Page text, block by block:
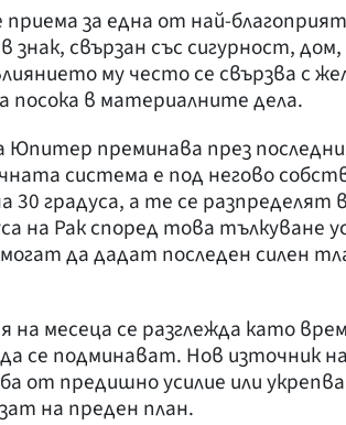
за една от най-
свързан със сигурност,
му често се свързва с
посока в материалните дела.
преминава през
система е под негово
30 градуса, а те се разпределят
на Рак според това тълкуване
да дадат последен силен
месеца се разглежда като
се подминават. Нов източник
от предишно усилие или
на преден план.